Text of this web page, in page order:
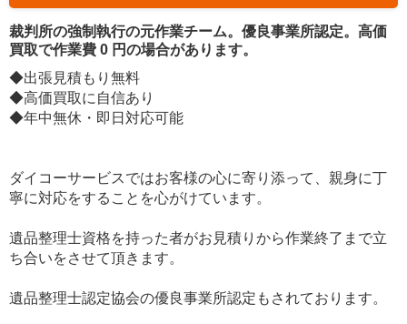
裁判所の強制執行の元作業チーム。優良事業所認定。高価
買取で作業費 0 円の場合があります。
◆出張見積もり無料
◆高価買取に自信あり
◆年中無休・即日対応可能
ダイコーサービスではお客様の心に寄り添って、親身に丁
寧に対応をすることを心がけています。
遺品整理士資格を持った者がお見積りから作業終了まで立
ち合いをさせて頂きます。
遺品整理士認定協会の優良事業所認定もされております。